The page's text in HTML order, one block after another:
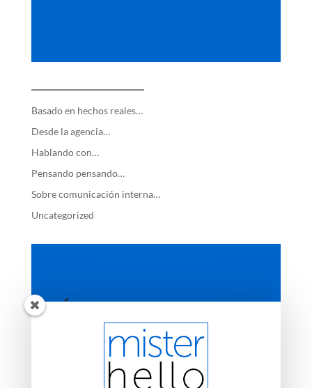
—————————
Basado en hechos reales…
Desde la agencia…
Hablando con…
Pensando pensando…
Sobre comunicación interna…
Uncategorized
ÚLTIMAS ENTRADAS